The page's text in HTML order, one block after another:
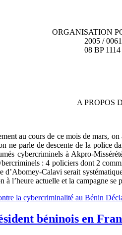
ORGANISATION
2005 /
08 BP
A PROPOS
au cours de ce mois de mars,
ne parle de descente de la
cybercriminels à Akpro-
: 4 policiers dont 2
Calavi serait
à l’heure actuelle et la campagne se
la cybercriminalité au Bénin
béninois en